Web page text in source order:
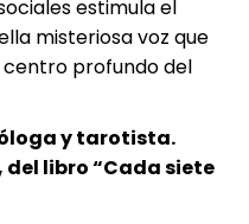
estimula el
misteriosa voz que
centro profundo del
y tarotista.
libro “Cada siete